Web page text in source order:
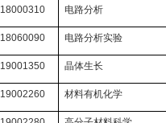
18000310 电路分析
18060090 电路分析实验
19001350 晶体生长
19002260 材料有机化学